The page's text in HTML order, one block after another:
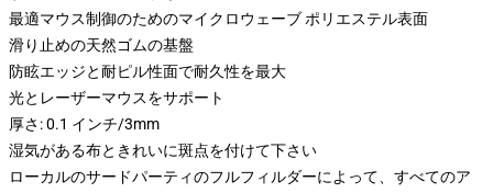
最適マウス制御のためのマイクロウェーブ ポリエステル表面
滑り止めの天然ゴムの基盤
防眩エッジと耐ピル性面で耐久性を最大
光とレーザーマウスをサポート
厚さ: 0.1 インチ/3mm
湿気がある布ときれいに斑点を付けて下さい
ローカルのサードパーティのフルフィルダーによって、すべてのア